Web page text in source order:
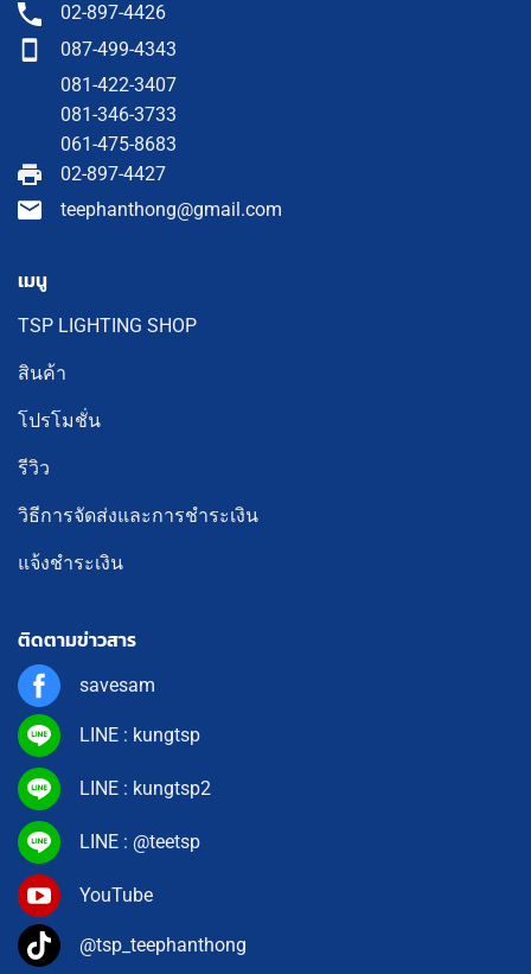
02-897-4426
087-499-4343
081-422-3407
081-346-3733
061-475-8683
02-897-4427
teephanthong@gmail.com
เมนู
TSP LIGHTING SHOP
สินค้า
โปรโมชั่น
รีวิว
วิธีการจัดส่งและการชำระเงิน
แจ้งชำระเงิน
ติดตามข่าวสาร
savesam
LINE : kungtsp
LINE : kungtsp2
LINE : @teetsp
YouTube
@tsp_teephanthong